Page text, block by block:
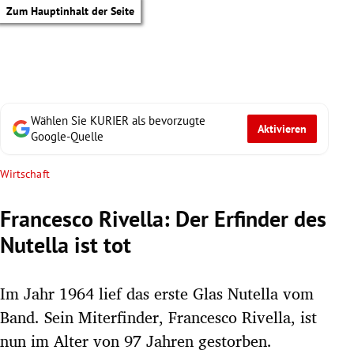
Zum Hauptinhalt der Seite
Untermenü
Wählen Sie KURIER als bevorzugte
Google-Quelle
Aktivieren
Wirtschaft
Francesco Rivella: Der Erfinder des
Nutella ist tot
Im Jahr 1964 lief das erste Glas Nutella vom
Band. Sein Miterfinder, Francesco Rivella, ist
nun im Alter von 97 Jahren gestorben.